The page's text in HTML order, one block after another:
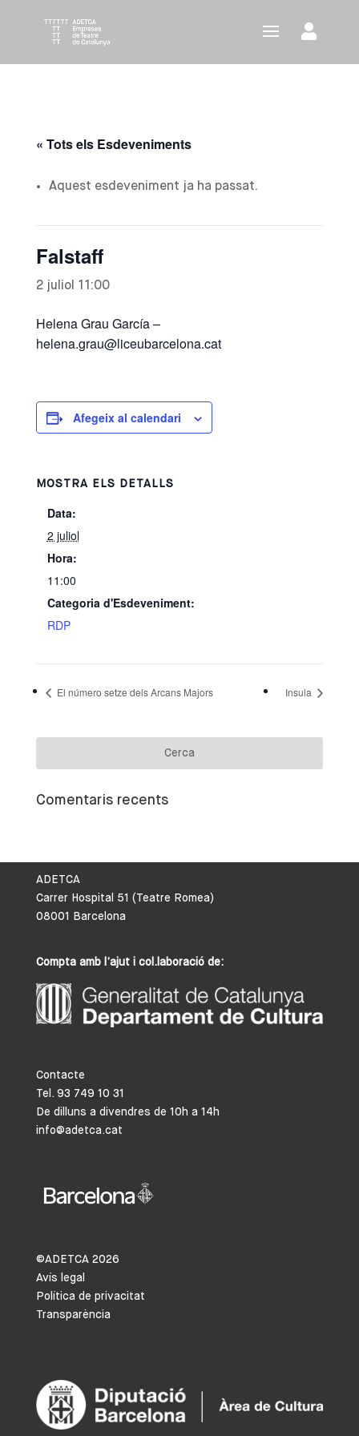
« Tots els Esdeveniments
Aquest esdeveniment ja ha passat.
Falstaff
2 juliol 11:00
Helena Grau García –
helena.grau@liceubarcelona.cat
Afegeix al calendari
MOSTRA ELS DETALLS
Data:
2 juliol
Hora:
11:00
Categoria d'Esdeveniment:
RDP
El número setze dels Arcans Majors Insula
Comentaris recents
ADETCA
Carrer Hospital 51 (Teatre Romea)
08001 Barcelona
Compta amb l’ajut i col.laboració de:
Contacte
Tel. 93 749 10 31
De dilluns a divendres de 10h a 14h
info@adetca.cat
©ADETCA 2026
Avís legal
Política de privacitat
Transparència